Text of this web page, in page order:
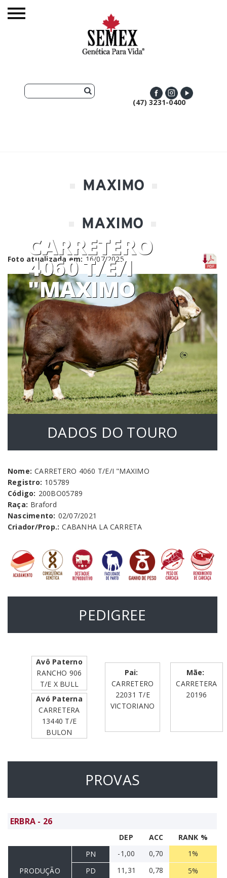
(47) 3231-0400
MAXIMO
MAXIMO
CARRETERO
4060 T/E/I
"MAXIMO
Foto atualizada em: 16/07/2025
DADOS DO TOURO
Nome: CARRETERO 4060 T/E/I "MAXIMO
Registro: 105789
Código: 200BO05789
Raça: Braford
Nascimento: 02/07/2021
Criador/Prop.: CABANHA LA CARRETA
PEDIGREE
Avô Paterno
RANCHO 906
T/E X BULL
Avó Paterna
CARRETERA
13440 T/E
BULON
Pai:
CARRETERO
22031 T/E
VICTORIANO
Mãe:
CARRETERA
20196
PROVAS
ERBRA - 26
DEP ACC RANK %
PRODUÇÃO
PN -1,00 0,70
1%
PD
11,31 0,78
5%